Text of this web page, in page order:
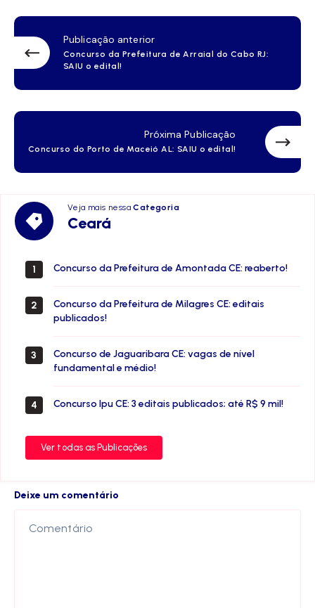
Publicação anterior
Concurso da Prefeitura de Arraial do Cabo RJ:
SAIU o edital!
Próxima Publicação
Concurso do Porto de Maceió AL: SAIU o edital!
Veja mais nessaCategoria
Ceará
Ceará
1 Concurso da Prefeitura de Amontada CE: reaberto!
2
Concurso da Prefeitura de Milagres CE: editais
publicados!
3
Concurso de Jaguaribara CE: vagas de nível
fundamental e médio!
4 Concurso Ipu CE: 3 editais publicados; até R$ 9 mil!
Ver todas as Publicações
Deixe um comentário